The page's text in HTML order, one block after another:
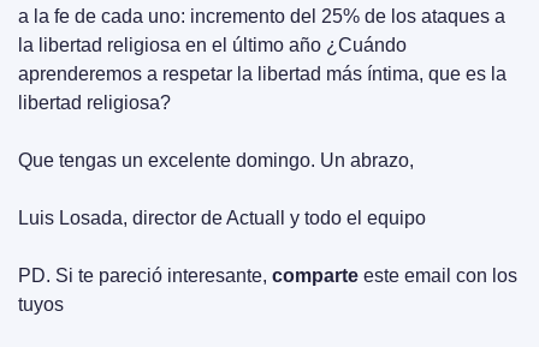
a la fe de cada uno: incremento del 25% de los ataques a
la libertad religiosa en el último año ¿Cuándo
aprenderemos a respetar la libertad más íntima, que es la
libertad religiosa?
Que tengas un excelente domingo. Un abrazo,
Luis Losada, director de Actuall y todo el equipo
PD. Si te pareció interesante, comparte este email con los
tuyos